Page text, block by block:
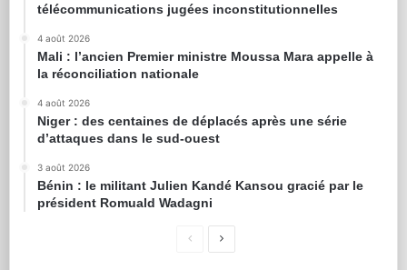
télécommunications jugées inconstitutionnelles
4 août 2026
Mali : l’ancien Premier ministre Moussa Mara appelle à
la réconciliation nationale
4 août 2026
Niger : des centaines de déplacés après une série
d’attaques dans le sud-ouest
3 août 2026
Bénin : le militant Julien Kandé Kansou gracié par le
président Romuald Wadagni